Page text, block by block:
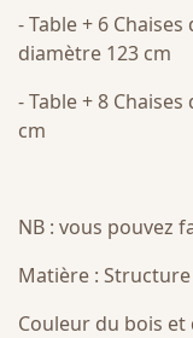
- Table + 6
diamètre 123 cm
- Table + 8
cm
NB : vous pouvez
Matière :
Couleur du bois et